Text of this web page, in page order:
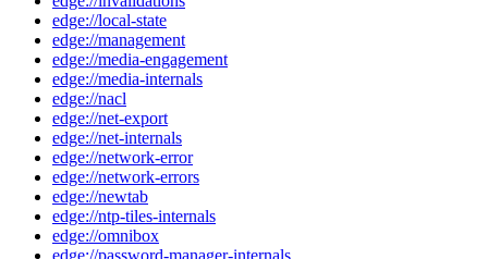
edge://local-state
edge://management
edge://media-engagement
edge://media-internals
edge://nacl
edge://net-export
edge://net-internals
edge://network-error
edge://network-errors
edge://newtab
edge://ntp-tiles-internals
edge://omnibox
edge://password-manager-internals